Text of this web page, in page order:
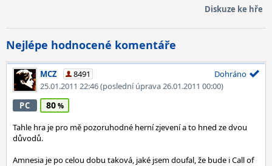
Diskuze ke hře
Nejlépe hodnocené komentáře
MCZ
8491
25.01.2011 22:46(poslední úprava 26.01.2011 00:00)
Dohráno
PC 80
Tahle hra je pro mě pozoruhodné herní zjevení a to hned ze dvou
důvodů.
Amnesia je po celou dobu taková, jaké jsem doufal, že bude i Call of